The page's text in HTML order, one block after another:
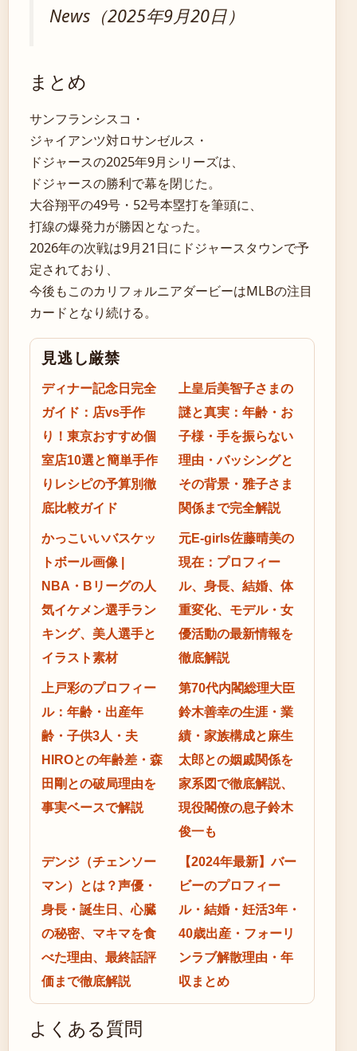
News（2025年9月20日）
まとめ
サンフランシスコ・
ジャイアンツ対ロサンゼルス・
ドジャースの2025年9月シリーズは、
ドジャースの勝利で幕を閉じた。
大谷翔平の49号・52号本塁打を筆頭に、
打線の爆発力が勝因となった。
2026年の次戦は9月21日にドジャースタウンで予
定されており、
今後もこのカリフォルニアダービーはMLBの注目
カードとなり続ける。
見逃し厳禁
ディナー記念日完全
ガイド：店vs手作
り！東京おすすめ個
室店10選と簡単手作
りレシピの予算別徹
底比較ガイド
上皇后美智子さまの
謎と真実：年齢・お
子様・手を振らない
理由・バッシングと
その背景・雅子さま
関係まで完全解説
かっこいいバスケッ
トボール画像 |
NBA・Bリーグの人
気イケメン選手ラン
キング、美人選手と
イラスト素材
元E-girls佐藤晴美の
現在：プロフィー
ル、身長、結婚、体
重変化、モデル・女
優活動の最新情報を
徹底解説
上戸彩のプロフィー
ル：年齢・出産年
齢・子供3人・夫
HIROとの年齢差・森
田剛との破局理由を
事実ベースで解説
第70代内閣総理大臣
鈴木善幸の生涯・業
績・家族構成と麻生
太郎との姻戚関係を
家系図で徹底解説、
現役閣僚の息子鈴木
俊一も
デンジ（チェンソー
マン）とは？声優・
身長・誕生日、心臓
の秘密、マキマを食
べた理由、最終話評
価まで徹底解説
【2024年最新】バー
ビーのプロフィー
ル・結婚・妊活3年・
40歳出産・フォーリ
ンラブ解散理由・年
収まとめ
よくある質問